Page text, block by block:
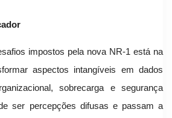
impostos pela nova NR-1 está na
aspectos intangíveis em dados
sobrecarga e segurança
ser percepções difusas e passam a